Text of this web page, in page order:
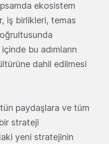
ekosistem
iş birlikleri, temas
bu adımların
dahil edilmesi
paydaşlara ve tüm
strateji
yeni stratejinin